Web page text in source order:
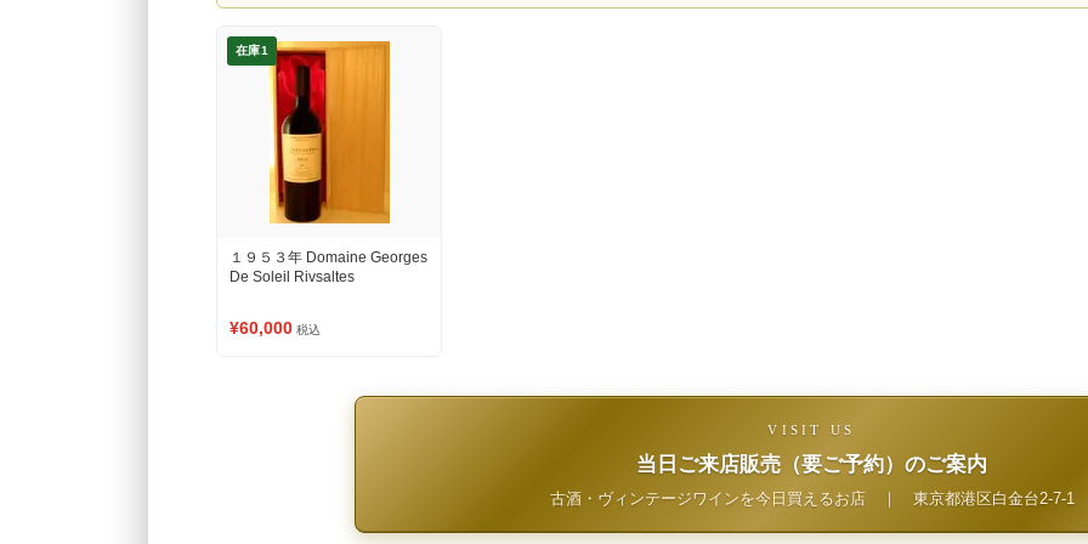
在庫1
１９５３年 Domaine Georges
De Soleil Rivsaltes
¥60,000 税込
VISIT US
当日ご来店販売（要ご予約）のご案内
古酒・ヴィンテージワインを今日買えるお店｜ 東京都港区白金台2-7-1